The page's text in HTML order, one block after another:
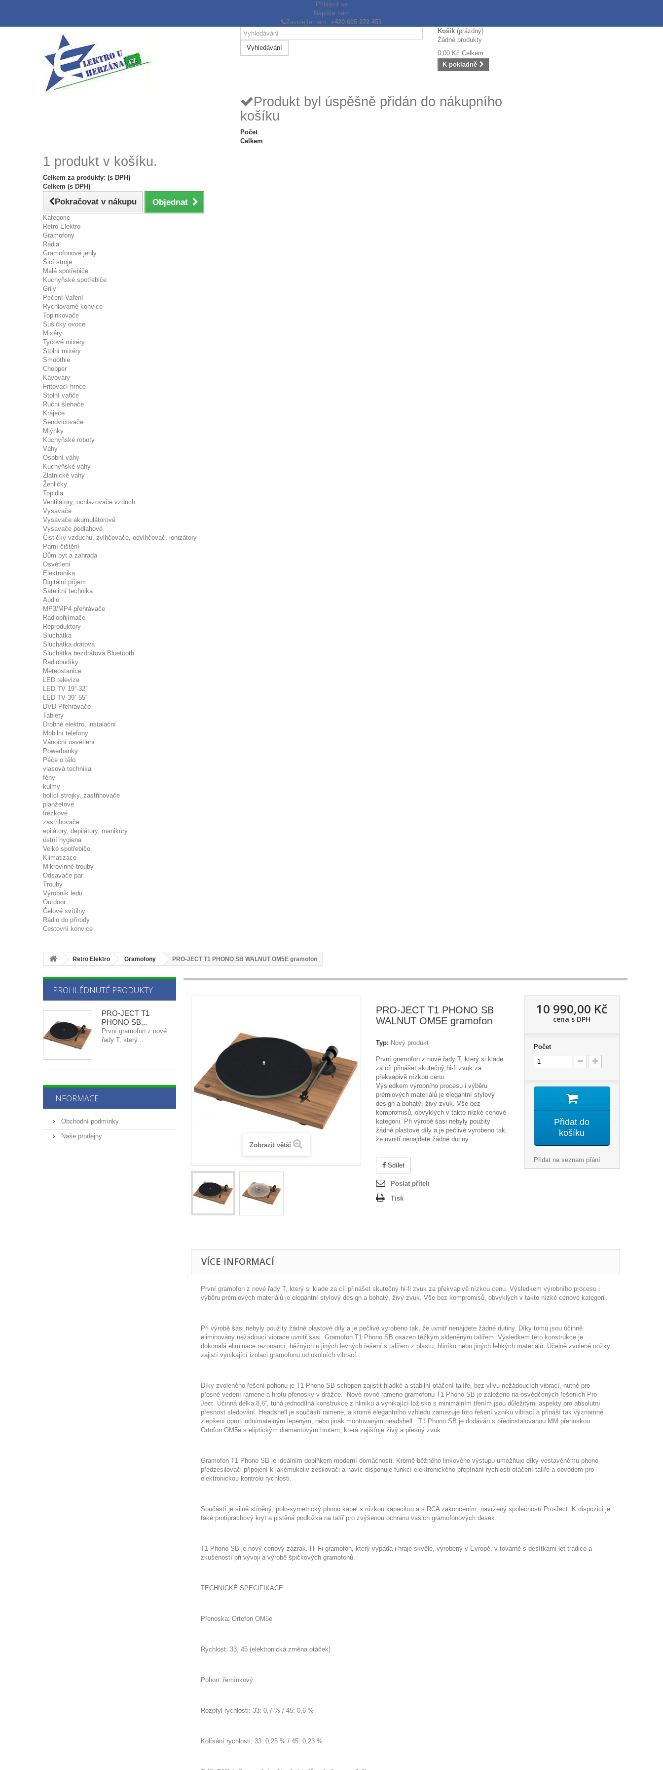
Přihlásit se
Napište nám
Zavolejte nám: +420 605 272 451
Vyhledávání
Košík (prázdný)
Žádné produkty
0,00 Kč Celkem
K pokladně
Produkt byl úspěšně přidán do nákupního
košíku
Počet
Celkem
1 produkt v košíku.
Celkem za produkty: (s DPH)
Celkem (s DPH)
Pokračovat v nákupu Objednat
Kategorie
Retro Elektro
Gramofony
Rádia
Gramofonové jehly
Šicí stroje
Malé spotřebiče
Kuchyňské spotřebiče
Grily
Pečení-Vaření
Rychlovarné konvice
Topinkovače
Sušičky ovoce
Mixéry
Tyčové mixéry
Stolní mixéry
Smoothie
Chopper
Kávovary
Fritovací hrnce
Stolní vařiče
Ruční šlehače
Kráječe
Sendvičovače
Mlýnky
Kuchyňské roboty
Váhy
Osobní váhy
Kuchyňské váhy
Zlatnické váhy
Žehličky
Topidla
Ventilátory, ochlazovače vzduch
Vysavače
Vysavače akumulátorové
Vysavače podlahové
Čističky vzduchu, zvlhčovače, odvlhčovač, ionizátory
Parní čištění
Dům byt a zahrada
Osvětlení
Elektronika
Digitální příjem
Satelitní technika
Audio
MP3/MP4 přehrávače
Radiopřijímače
Reproduktory
Sluchátka
Sluchátka drátová
Sluchátka bezdrátová Bluetooth
Radiobudíky
Meteostanice
LED televize
LED TV 19''-32''
LED TV 39''-55''
DVD Přehrávače
Tablety
Drobné elektro, instalační
Mobilní telefony
Vánoční osvětlení
Powerbanky
Péče o tělo
vlasová technika
fény
kulmy
holící strojky, zastřihovače
planžetové
frézkové
zastřihovače
epilátory, depilátory, manikůry
ústní hygiena
Velké spotřebiče
Klimatizace
Mikrovlnné trouby
Odsavače par
Trouby
Výrobník ledu
Outdoor
Čelové svítilny
Rádio do přírody
Cestovní konvice
Retro Elektro Gramofony PRO-JECT T1 PHONO SB WALNUT OM5E gramofon
PROHLÉDNUTÉ PRODUKTY
PRO-JECT T1
PHONO SB...
První gramofon z nové
řady T, který...
INFORMACE
Obchodní podmínky
Naše prodejny
Zobrazit větší
PRO-JECT T1 PHONO SB
WALNUT OM5E gramofon
Typ: Nový produkt
První gramofon z nové řady T, který si klade
za cíl přinášet skutečný hi-fi zvuk za
překvapivě nízkou cenu.
Výsledkem výrobního procesu i výběru
prémiových materiálů je elegantní stylový
design a bohatý, živý zvuk. Vše bez
kompromisů, obvyklých v takto nízké cenové
kategorii. Při výrobě šasi nebyly použity
žádné plastové díly a je pečlivě vyrobeno tak,
že uvnitř nenajdete žádné dutiny.
Sdílet
Poslat příteli
Tisk
10 990,00 Kč
cena s DPH
Počet
Přidat do
košíku
Přidat na seznam přání
VÍCE INFORMACÍ
První gramofon z nové řady T, který si klade za cíl přinášet skutečný hi-fi zvuk za překvapivě nízkou cenu. Výsledkem výrobního procesu i
výběru prémiových materiálů je elegantní stylový design a bohatý, živý zvuk. Vše bez kompromisů, obvyklých v takto nízké cenové kategorii.
Při výrobě šasi nebyly použity žádné plastové díly a je pečlivě vyrobeno tak, že uvnitř nenajdete žádné dutiny. Díky tomu jsou účinně
eliminovány nežádoucí vibrace uvnitř šasi. Gramofon T1 Phono SB osazen těžkým skleněným talířem. Výsledkem této konstrukce je
dokonalá eliminace rezonancí, běžných u jiných levných řešení s talířem z plastu, hliníku nebo jiných lehkých materiálů. Účelně zvolené nožky
zajistí vynikající izolaci gramofonu od okolních vibrací.
Díky zvoleného řešení pohonu je T1 Phono SB schopen zajistit hladké a stabilní otáčení talíře, bez vlivu nežádoucích vibrací, nutné pro
přesné vedení ramene a hrotu přenosky v drážce.
Nové rovné rameno gramofonu T1 Phono SB je založeno na osvědčených řešeních Pro-
Ject. Účinná délka 8,6”, tuhá jednodílná konstrukce z hliníku a vynikající ložisko s minimálním třením jsou důležitými aspekty pro absolutní
přesnost sledování. Headshell je součástí ramene, a kromě elegantního vzhledu zamezuje toto řešení vzniku vibrací a přináší tak významné
zlepšení oproti odnímatelným lepeným, nebo jinak montovaným headshell. T1 Phono SB je dodáván s předinstalovanou MM přenoskou
Ortofon OM5e s eliptickým diamantovým hrotem, která zajišťuje živý a přesný zvuk.
Gramofon T1 Phono SB je ideálním doplňkem moderní domácnosti. Kromě běžného linkového výstupu umožňuje díky vestavěnému phono
předzesilovači připojení k jakémukoliv zesilovači a navíc disponuje funkcí elektronického přepínání rychlosti otáčení talíře a obvodem pro
elektronickou kontrolu rychlosti.
Součástí je silně stíněný, polo-symetrický phono kabel s nízkou kapacitou a s RCA zakončením, navržený společností Pro-Ject. K dispozici je
také protiprachový kryt a plstěná podložka na talíř pro zvýšenou ochranu vašich gramofonových desek.
T1 Phono SB je nový cenový zázrak. Hi-Fi gramofon, který vypadá i hraje skvěle, vyrobený v Evropě, v továrně s desítkami let tradice a
zkušeností při vývoji a výrobě špičkových gramofonů.
TECHNICKÉ SPECIFIKACE
Přenoska: Ortofon OM5e
Rychlost: 33, 45 (elektronická změna otáček)
Pohon: řemínkový
Rozptyl rychlosti: 33: 0,7 % / 45: 0,6 %
Kolísání rychlosti: 33: 0,25 % / 45: 0,23 %